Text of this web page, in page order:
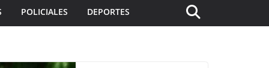
POLICIALES DEPORTES